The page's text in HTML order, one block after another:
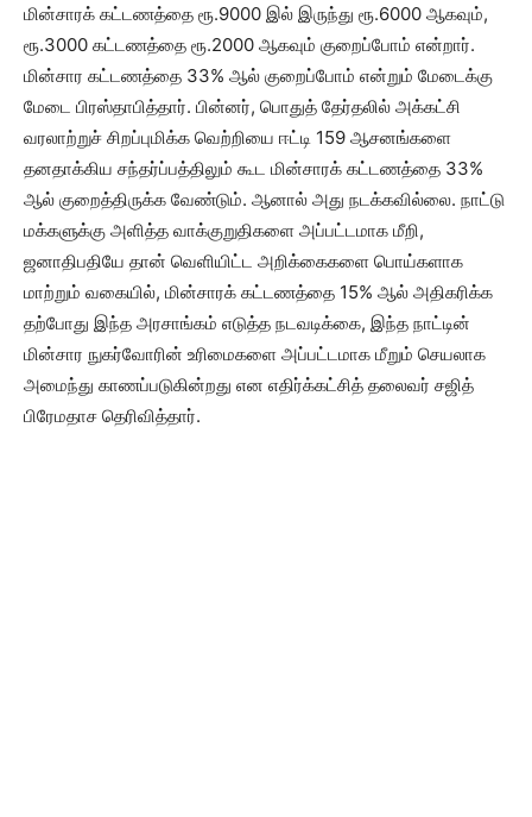
மின்சாரக் கட்டணத்தை ரூ.9000 இல் இருந்து ரூ.6000 ஆகவும்,
ரூ.3000 கட்டணத்தை ரூ.2000 ஆகவும் குறைப்போம் என்றார்.
மின்சார கட்டணத்தை 33% ஆல் குறைப்போம் என்றும் மேடைக்கு
மேடை பிரஸ்தாபித்தார். பின்னர், பொதுத் தேர்தலில் அக்கட்சி
வரலாற்றுச் சிறப்புமிக்க வெற்றியை ஈட்டி 159 ஆசனங்களை
தனதாக்கிய சந்தர்ப்பத்திலும் கூட ​​மின்சாரக் கட்டணத்தை 33%
ஆல் குறைத்திருக்க வேண்டும். ஆனால் அது நடக்கவில்லை. நாட்டு
மக்களுக்கு அளித்த வாக்குறுதிகளை அப்பட்டமாக மீறி,
ஜனாதிபதியே தான் வெளியிட்ட அறிக்கைகளை பொய்களாக
மாற்றும் வகையில், மின்சாரக் கட்டணத்தை 15% ஆல் அதிகரிக்க
தற்போது இந்த அரசாங்கம் எடுத்த நடவடிக்கை, இந்த நாட்டின்
மின்சார நுகர்வோரின் உரிமைகளை அப்பட்டமாக மீறும் செயலாக
அமைந்து காணப்படுகின்றது என எதிர்க்கட்சித் தலைவர் சஜித்
பிரேமதாச தெரிவித்தார்.